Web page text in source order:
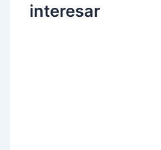
interesar